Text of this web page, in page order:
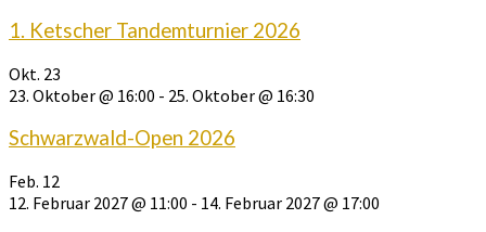
1. Ketscher Tandemturnier 2026
Okt. 23
23. Oktober @ 16:00 - 25. Oktober @ 16:30
Schwarzwald-Open 2026
Feb. 12
12. Februar 2027 @ 11:00 - 14. Februar 2027 @ 17:00